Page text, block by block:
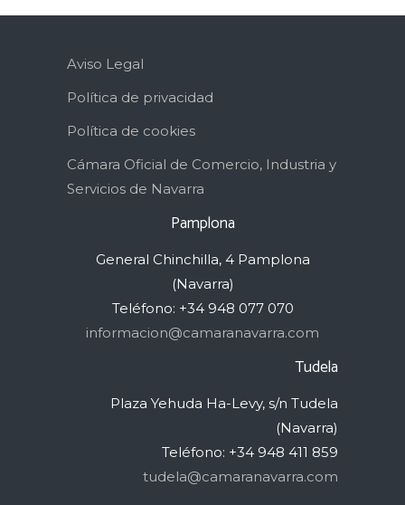
Aviso Legal
Política de privacidad
Política de cookies
Cámara Oficial de Comercio, Industria y
Servicios de Navarra
Pamplona
General Chinchilla, 4 Pamplona
(Navarra)
Teléfono: +34 948 077 070
informacion@camaranavarra.com
Tudela
Plaza Yehuda Ha-Levy, s/n Tudela
(Navarra)
Teléfono: +34 948 411 859
tudela@camaranavarra.com